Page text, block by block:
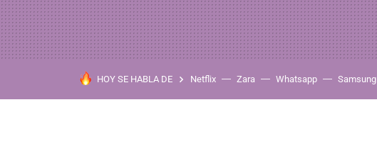
HOY SE HABLA DE Netflix Zara Whatsapp Samsung